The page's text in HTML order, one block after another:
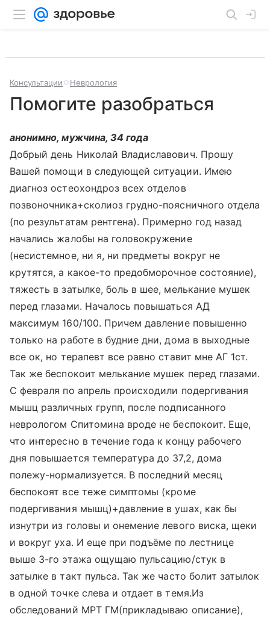
Консультации Неврология
Помогите разобраться
анонимно, мужчина, 34 года
Добрый день Николай Владиславович. Прошу
Вашей помощи в следующей ситуации. Имею
диагноз остеохондроз всех отделов
позвоночника+сколиоз грудно-поясничного отдела
(по результатам рентгена). Примерно год назад
начались жалобы на головокружение
(несистемное, ни я, ни предметы вокруг не
крутятся, а какое-то предобморочное состояние),
тяжесть в затылке, боль в шее, мелькание мушек
перед глазами. Началось повышаться АД
максимум 160/100. Причем давление повышенно
только на работе в будние дни, дома в выходные
все ок, но терапевт все равно ставит мне АГ 1ст.
Так же беспокоит мелькание мушек перед глазами.
С февраля по апрель происходили подергивания
мышц различных групп, после подписанного
неврологом Спитомина вроде не беспокоит. Еще,
что интересно в течение года к концу рабочего
дня повышается температура до 37,2, дома
полежу-нормализуется. В последний месяц
беспокоят все теже симптомы (кроме
подергивания мышц)+давление в ушах, как бы
изнутри из головы и онемение левого виска, щеки
и вокруг уха. И еще при подъёме по лестнице
выше 3-го этажа ощущаю пульсацию/стук в
затылке в такт пульса. Так же часто болит затылок
в одной точке слева и отдает в темя.Из
обследований МРТ ГМ(прикладываю описание),